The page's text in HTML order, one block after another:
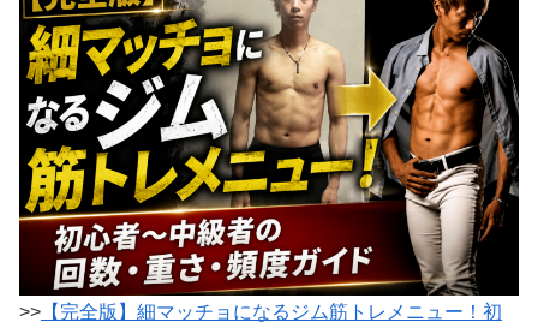
>> 【完全版】細マッチョになるジム筋トレメニュー！初